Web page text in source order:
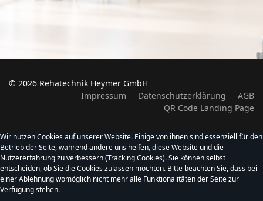
© 2026 Rehatechnik Heymer GmbH
Impressum
Datenschutzerklärung
AGB
QR Code Landing Page
Wir nutzen Cookies auf unserer Website. Einige von ihnen sind essenziell für den
Betrieb der Seite, während andere uns helfen, diese Website und die
Nutzererfahrung zu verbessern (Tracking Cookies). Sie können selbst
entscheiden, ob Sie die Cookies zulassen möchten. Bitte beachten Sie, dass bei
einer Ablehnung womöglich nicht mehr alle Funktionalitäten der Seite zur
Verfügung stehen.